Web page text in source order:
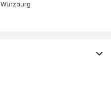
Würzburg